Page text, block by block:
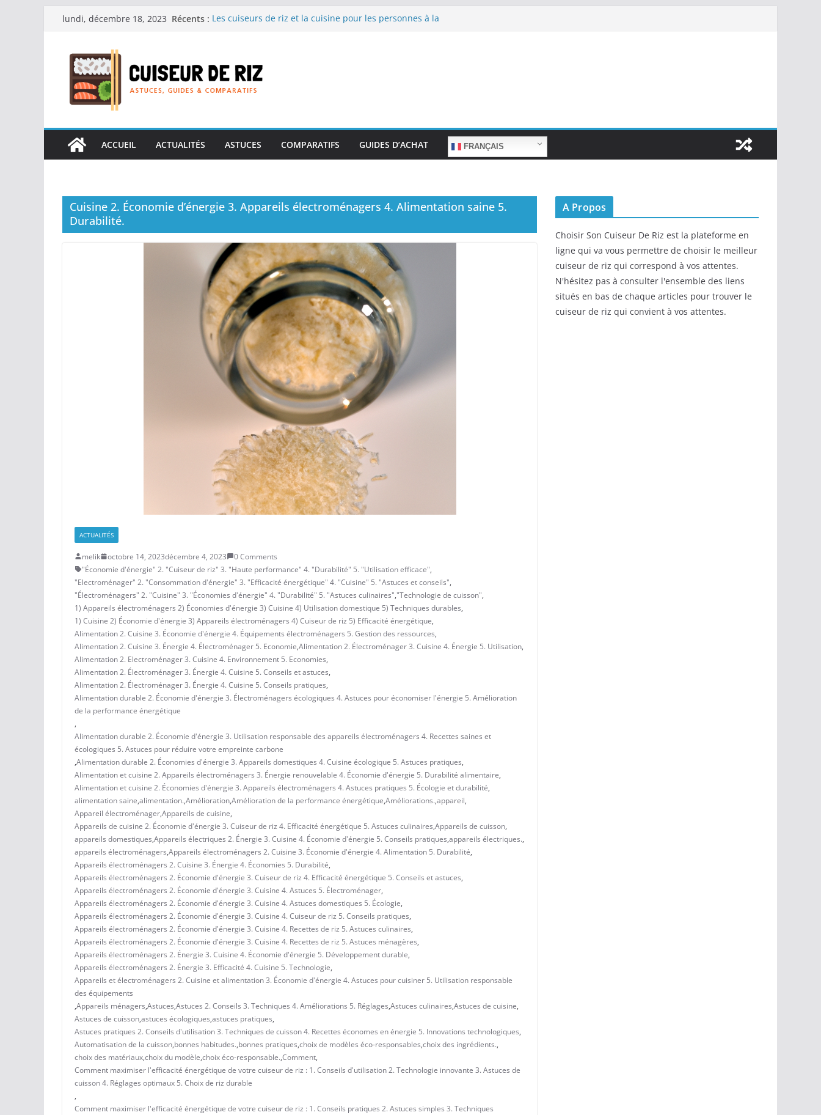
Passerlundi, décembre 18, 2023 Récents : Les cuiseurs de riz et la cuisine pour les personnes à la
Les cuiseurs de riz pour les familles nombreuses : Cuisson
en grande quantité.
Les cuiseurs de riz et la préparation de plats pour les
réconfortants.
ACCUEIL
ACTUALITÉS ASTUCES COMPARATIFS GUIDES D’ACHAT FRANÇAIS
Cuisine 2. Économie d’énergie 3. Appareils électroménagers 4. Alimentation saine 5.
Durabilité.
ACTUALITÉS
melik octobre 14, 2023décembre 4, 2023
0 Comments
"Économie d'énergie" 2. "Cuiseur de riz" 3. "Haute performance" 4. "Durabilité" 5. "Utilisation efficace",
"Electroménager" 2. "Consommation d'énergie" 3. "Efficacité énergétique" 4. "Cuisine" 5. "Astuces et conseils",
"Électroménagers" 2. "Cuisine" 3. "Économies d'énergie" 4. "Durabilité" 5. "Astuces culinaires","Technologie de cuisson",
1) Appareils électroménagers 2) Économies d'énergie 3) Cuisine 4) Utilisation domestique 5) Techniques durables,
1) Cuisine 2) Économie d'énergie 3) Appareils électroménagers 4) Cuiseur de riz 5) Efficacité énergétique,
Alimentation 2. Cuisine 3. Économie d'énergie 4. Équipements électroménagers 5. Gestion des ressources,
Alimentation 2. Cuisine 3. Énergie 4. Électroménager 5. Economie,Alimentation 2. Électroménager 3. Cuisine 4. Énergie 5. Utilisation,
Alimentation 2. Electroménager 3. Cuisine 4. Environnement 5. Economies,
Alimentation 2. Électroménager 3. Énergie 4. Cuisine 5. Conseils et astuces,
Alimentation 2. Électroménager 3. Énergie 4. Cuisine 5. Conseils pratiques,
Alimentation durable 2. Économie d'énergie 3. Électroménagers écologiques 4. Astuces pour économiser l'énergie 5. Amélioration
de la performance énergétique
,
Alimentation durable 2. Économie d'énergie 3. Utilisation responsable des appareils électroménagers 4. Recettes saines et
écologiques 5. Astuces pour réduire votre empreinte carbone
,Alimentation durable 2. Économies d'énergie 3. Appareils domestiques 4. Cuisine écologique 5. Astuces pratiques,
Alimentation et cuisine 2. Appareils électroménagers 3. Énergie renouvelable 4. Économie d'énergie 5. Durabilité alimentaire,
Alimentation et cuisine 2. Économies d'énergie 3. Appareils électroménagers 4. Astuces pratiques 5. Écologie et durabilité,
alimentation saine,alimentation.,Amélioration,Amélioration de la performance énergétique,Améliorations.,appareil,
Appareil électroménager,Appareils de cuisine,
Appareils de cuisine 2. Économie d'énergie 3. Cuiseur de riz 4. Efficacité énergétique 5. Astuces culinaires,Appareils de cuisson,
appareils domestiques,Appareils électriques 2. Énergie 3. Cuisine 4. Économie d'énergie 5. Conseils pratiques,appareils électriques.,
appareils électroménagers,Appareils électroménagers 2. Cuisine 3. Économie d'énergie 4. Alimentation 5. Durabilité,
Appareils électroménagers 2. Cuisine 3. Énergie 4. Économies 5. Durabilité,
Appareils électroménagers 2. Économie d'énergie 3. Cuiseur de riz 4. Efficacité énergétique 5. Conseils et astuces,
Appareils électroménagers 2. Économie d'énergie 3. Cuisine 4. Astuces 5. Électroménager,
Appareils électroménagers 2. Économie d'énergie 3. Cuisine 4. Astuces domestiques 5. Écologie,
Appareils électroménagers 2. Économie d'énergie 3. Cuisine 4. Cuiseur de riz 5. Conseils pratiques,
Appareils électroménagers 2. Économie d'énergie 3. Cuisine 4. Recettes de riz 5. Astuces culinaires,
Appareils électroménagers 2. Économie d'énergie 3. Cuisine 4. Recettes de riz 5. Astuces ménagères,
Appareils électroménagers 2. Énergie 3. Cuisine 4. Économie d'énergie 5. Développement durable,
Appareils électroménagers 2. Énergie 3. Efficacité 4. Cuisine 5. Technologie,
Appareils et électroménagers 2. Cuisine et alimentation 3. Économie d'énergie 4. Astuces pour cuisiner 5. Utilisation responsable
des équipements
,Appareils ménagers,Astuces,Astuces 2. Conseils 3. Techniques 4. Améliorations 5. Réglages,Astuces culinaires,Astuces de cuisine,
Astuces de cuisson,astuces écologiques,astuces pratiques,
Astuces pratiques 2. Conseils d'utilisation 3. Techniques de cuisson 4. Recettes économes en énergie 5. Innovations technologiques,
Automatisation de la cuisson,bonnes habitudes.,bonnes pratiques,choix de modèles éco-responsables,choix des ingrédients.,
choix des matériaux,choix du modèle,choix éco-responsable.,Comment,
Comment maximiser l'efficacité énergétique de votre cuiseur de riz : 1. Conseils d'utilisation 2. Technologie innovante 3. Astuces de
cuisson 4. Réglages optimaux 5. Choix de riz durable
,
Comment maximiser l'efficacité énergétique de votre cuiseur de riz : 1. Conseils pratiques 2. Astuces simples 3. Techniques
A Propos
Choisir Son Cuiseur De Riz est la plateforme en
ligne qui va vous permettre de choisir le meilleur
cuiseur de riz qui correspond à vos attentes.
N'hésitez pas à consulter l'ensemble des liens
situés en bas de chaque articles pour trouver le
cuiseur de riz qui convient à vos attentes.